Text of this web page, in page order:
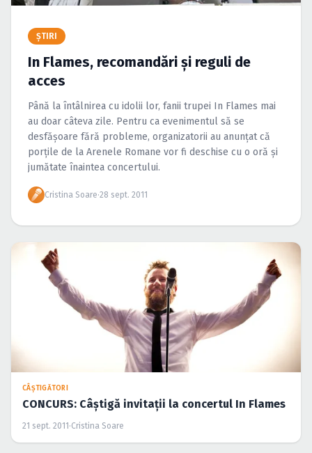
Caută în site...
ŞTIRI
In Flames, recomandări şi reguli de
acces
Până la întâlnirea cu idolii lor, fanii trupei In Flames mai
au doar câteva zile. Pentru ca evenimentul să se
desfăşoare fără probleme, organizatorii au anunţat că
porţile de la Arenele Romane vor fi deschise cu o oră şi
jumătate înaintea concertului.
Cristina Soare·28 sept. 2011
CÂŞTIGĂTORI
CONCURS: Câştigă invitaţii la concertul In Flames
21 sept. 2011 ·Cristina Soare